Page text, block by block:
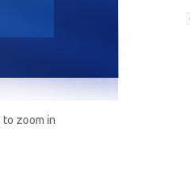
to zoom in